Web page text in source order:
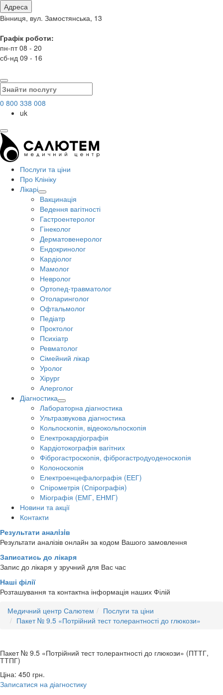
Адреса
Вінниця, вул. Замостянська, 13
Графік роботи:
пн-пт 08 - 20
сб-нд 09 - 16
0 800 338 008
uk
Послуги та ціни
Про Клініку
Лікарі
Вакцинація
Ведення вагітності
Гастроентеролог
Гінеколог
Дерматовенеролог
Ендокринолог
Кардіолог
Мамолог
Невролог
Ортопед-травматолог
Отоларинголог
Офтальмолог
Педіатр
Проктолог
Психіатр
Ревматолог
Сімейний лікар
Уролог
Хірург
Алерголог
Діагностика
Лабораторна діагностика
Ультразвукова діагностика
Кольпоскопія, відеокольпоскопія
Електрокардіографія
Кардіотокографія вагітних
Фіброгастроскопія, фіброгастродуоденоскопія
Колоноскопія
Електроенцефалографія (ЕЕГ)
Спірометрія (Спірографія)
Міографія (ЕМГ, ЕНМГ)
Новини та акції
Контакти
Результати аналiзiв
Результати аналізів онлайн за кодом Вашого замовлення
Записатись до лікаря
Запис до лікаря у зручний для Вас час
Наші філії
Розташування та контактна інформація наших Філій
Медичний центр Салютем
Послуги та ціни
Пакет № 9.5 «Потрійний тест толерантності до глюкози»
Пакет № 9.5 «Потрійний тест толерантності до глюкози» (ПТТГ,
ТТПГ)
Ціна: 450 грн.
Записатися на діагностику